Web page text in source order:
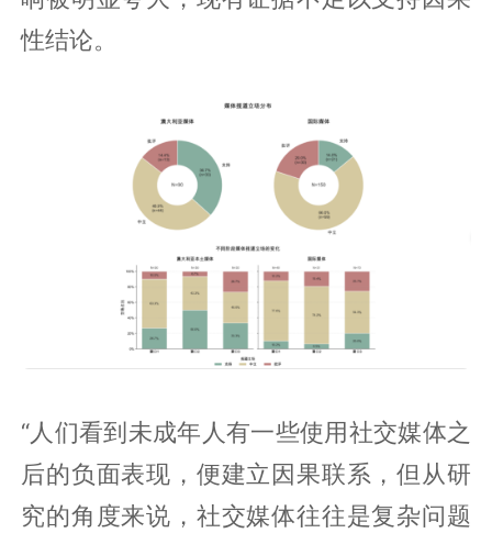
性结论。
“人们看到未成年人有一些使用社交媒体之
后的负面表现，便建立因果联系，但从研
究的角度来说，社交媒体往往是复杂问题